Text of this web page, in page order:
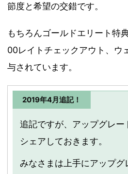
節度と希望の交錯です。
もちろんゴールドエリート特
00レイトチェックアウト、ウ
与されています。
2019年4月追記！
追記ですが、アップグレー
シェアしておきます。
みなさまは上手にアップグ